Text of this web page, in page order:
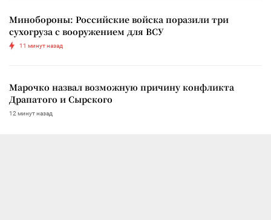
Минобороны: Российские войска поразили три
сухогруза с вооружением для ВСУ
11 минут назад
Марочко назвал возможную причину конфликта
Драпатого и Сырского
12 минут назад